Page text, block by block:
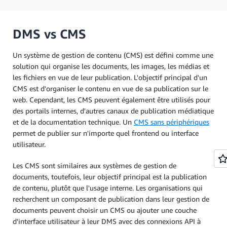
DMS vs CMS
Un système de gestion de contenu (CMS) est défini comme une
solution qui organise les documents, les images, les médias et
les fichiers en vue de leur publication. L'objectif principal d'un
CMS est d'organiser le contenu en vue de sa publication sur le
web. Cependant, les CMS peuvent également être utilisés pour
des portails internes, d'autres canaux de publication médiatique
et de la documentation technique. Un CMS sans périphériques
permet de publier sur n'importe quel frontend ou interface
utilisateur.
Les CMS sont similaires aux systèmes de gestion de
documents, toutefois, leur objectif principal est la publication
de contenu, plutôt que l'usage interne. Les organisations qui
recherchent un composant de publication dans leur gestion de
documents peuvent choisir un CMS ou ajouter une couche
d'interface utilisateur à leur DMS avec des connexions API à